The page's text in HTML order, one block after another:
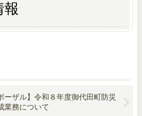
報
ーザル】令和８年度御代田町防災
業務について